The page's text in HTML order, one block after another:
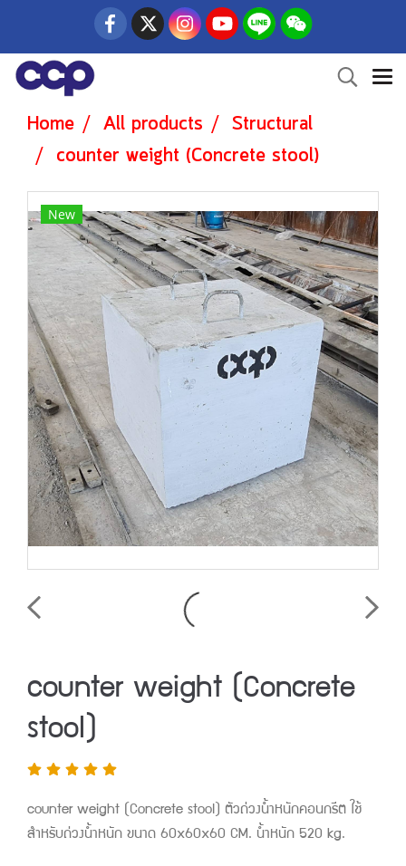
Home All products
Structural
counter weight (Concrete stool)
New
counter weight (Concrete
stool)
counter weight (Concrete stool) ตัวถ่วงน้ำหนักคอนกรีต ใช้
สำหรับถ่วงน้ำหนัก ขนาด 60x60x60 CM. น้ำหนัก 520 kg.